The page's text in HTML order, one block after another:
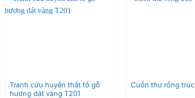
Tranh cửu huyền thất tổ gỗ
hương dát vàng T201
Cuốn thư rồng trúc